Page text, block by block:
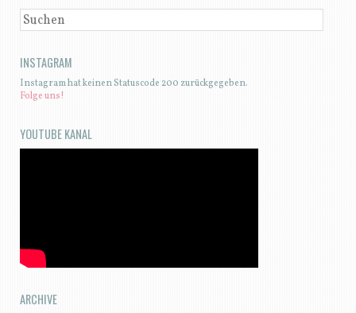
SUCHEN
INSTAGRAM
Instagram hat keinen Statuscode 200 zurückgegeben.
Folge uns!
YOUTUBE KANAL
ARCHIVE